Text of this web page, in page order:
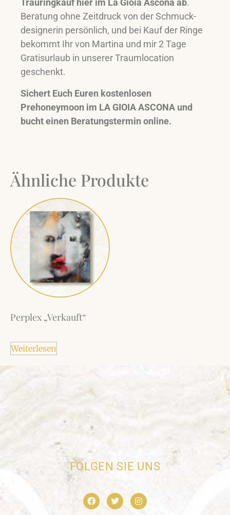
Trauringkauf hier im La Gioia Ascona ab.
Beratung ohne Zeitdruck von der Schmuck-
designerin persönlich, und bei Kauf der Ringe
bekommt Ihr von Martina und mir 2 Tage
Gratisurlaub in unserer Traumlocation
geschenkt.
Sichert Euch Euren kostenlosen
Prehoneymoon im LA GIOIA ASCONA und
bucht einen Beratungstermin online.
Ähnliche Produkte
Perplex „Verkauft“
Weiterlesen
FOLGEN SIE UNS